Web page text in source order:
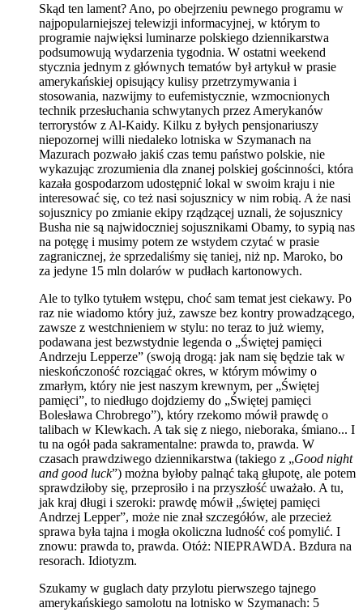
Skąd ten lament? Ano, po obejrzeniu pewnego programu w
najpopularniejszej telewizji informacyjnej, w którym to
programie najwięksi luminarze polskiego dziennikarstwa
podsumowują wydarzenia tygodnia. W ostatni weekend
stycznia jednym z głównych tematów był artykuł w prasie
amerykańskiej opisujący kulisy przetrzymywania i
stosowania, nazwijmy to eufemistycznie, wzmocnionych
technik przesłuchania schwytanych przez Amerykanów
terrorystów z Al-Kaidy. Kilku z byłych pensjonariuszy
niepozornej willi niedaleko lotniska w Szymanach na
Mazurach pozwało jakiś czas temu państwo polskie, nie
wykazując zrozumienia dla znanej polskiej gościnności, która
kazała gospodarzom udostępnić lokal w swoim kraju i nie
interesować się, co też nasi sojusznicy w nim robią. A że nasi
sojusznicy po zmianie ekipy rządzącej uznali, że sojusznicy
Busha nie są najwidoczniej sojusznikami Obamy, to sypią nas
na potęgę i musimy potem ze wstydem czytać w prasie
zagranicznej, że sprzedaliśmy się taniej, niż np. Maroko, bo
za jedyne 15 mln dolarów w pudłach kartonowych.
Ale to tylko tytułem wstępu, choć sam temat jest ciekawy. Po
raz nie wiadomo który już, zawsze bez kontry prowadzącego,
zawsze z westchnieniem w stylu: no teraz to już wiemy,
podawana jest bezwstydnie legenda o „Świętej pamięci
Andrzeju Lepperze” (swoją drogą: jak nam się będzie tak w
nieskończoność rozciągać okres, w którym mówimy o
zmarłym, który nie jest naszym krewnym, per „Świętej
pamięci”, to niedługo dojdziemy do „Świętej pamięci
Bolesława Chrobrego”), który rzekomo mówił prawdę o
talibach w Klewkach. A tak się z niego, nieboraka, śmiano... I
tu na ogół pada sakramentalne: prawda to, prawda. W
czasach prawdziwego dziennikarstwa (takiego z „Good night
and good luck”) można byłoby palnąć taką głupotę, ale potem
sprawdziłoby się, przeprosiło i na przyszłość uważało. A tu,
jak kraj długi i szeroki: prawdę mówił „świętej pamięci
Andrzej Lepper”, może nie znał szczegółów, ale przecież
sprawa była tajna i mogła okoliczna ludność coś pomylić. I
znowu: prawda to, prawda. Otóż: NIEPRAWDA. Bzdura na
resorach. Idiotyzm.
Szukamy w guglach daty przylotu pierwszego tajnego
amerykańskiego samolotu na lotnisko w Szymanach: 5